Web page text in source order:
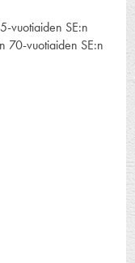
vuotiaiden SE:n
70-vuotiaiden SE:n